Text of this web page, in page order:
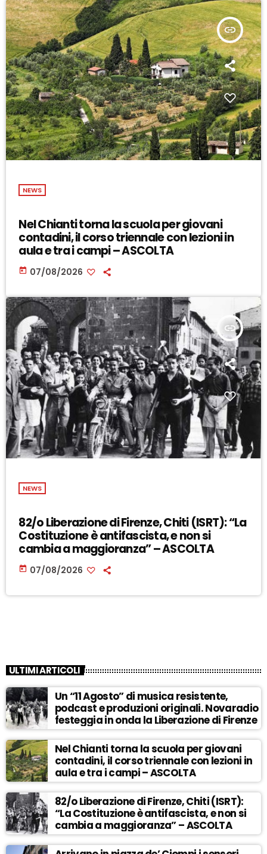
insert_link
NEWS
Nel Chianti torna la scuola per giovani
contadini, il corso triennale con lezioni in
aula e tra i campi – ASCOLTA
today 07/08/2026
insert_link
NEWS
82/o Liberazione di Firenze, Chiti (ISRT): “La
Costituzione è antifascista, e non si
cambia a maggioranza” – ASCOLTA
today 07/08/2026
ULTIMI ARTICOLI
Un “11 Agosto” di musica resistente,
podcast e produzioni originali. Novaradio
festeggia in onda la Liberazione di Firenze
Nel Chianti torna la scuola per giovani
contadini, il corso triennale con lezioni in
aula e tra i campi – ASCOLTA
82/o Liberazione di Firenze, Chiti (ISRT):
“La Costituzione è antifascista, e non si
cambia a maggioranza” – ASCOLTA